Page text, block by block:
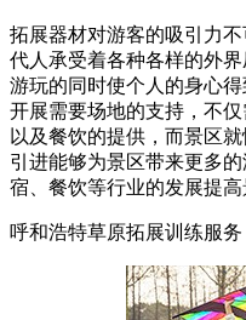
拓展器材对游客的吸引力
代人承受着各种各样的外
游玩的同时使个人的身心
开展需要场地的支持，不
以及餐饮的提供，而景区
引进能够为景区带来更多
宿、餐饮等行业的发展提高
呼和浩特草原拓展训练服务